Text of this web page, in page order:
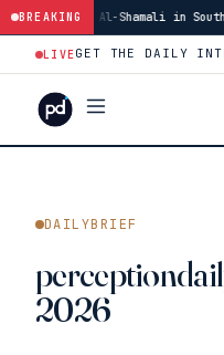
BREAKINGLebanon's Tyre District
LIVEGET THE DAILY
DAILYBRIEF
2026